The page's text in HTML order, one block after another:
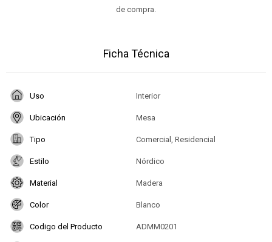
de compra.
Ficha Técnica
Uso Interior
Ubicación Mesa
Tipo Comercial, Residencial
Estilo Nórdico
Material Madera
Color Blanco
Codigo del Producto ADMM0201